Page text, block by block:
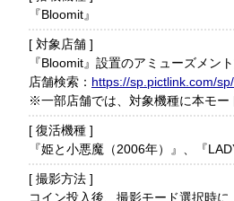
『Bloomit』
対象店舗
『Bloomit』設置のアミューズメン
店舗検索： https://sp.pictlink.com/
※一部店舗では、対象機種に本モ
復活機種
『姫と小悪魔（2006年）』、『
撮影方法
コイン投入後、撮影モード選択時